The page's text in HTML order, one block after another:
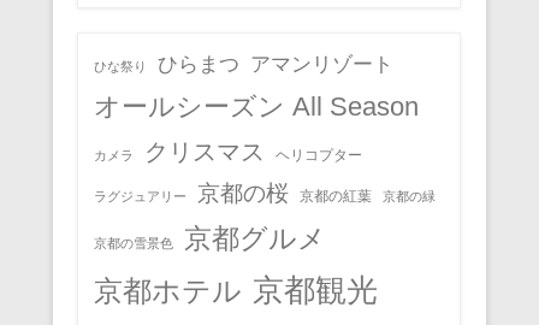
ひな祭り ひらまつ アマンリゾート
オールシーズン All Season
カメラ クリスマス ヘリコプター
ラグジュアリー 京都の桜 京都の紅葉 京都の緑
京都の雪景色 京都グルメ
京都ホテル 京都観光